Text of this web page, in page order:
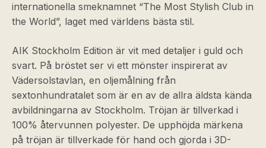
internationella smeknamnet “The Most Stylish Club in
the World”, laget med världens bästa stil.
AIK Stockholm Edition är vit med detaljer i guld och
svart. På bröstet ser vi ett mönster inspirerat av
Vädersolstavlan, en oljemålning från
sextonhundratalet som är en av de allra äldsta kända
avbildningarna av Stockholm. Tröjan är tillverkad i
100% återvunnen polyester. De upphöjda märkena
på tröjan är tillverkade för hand och gjorda i 3D-